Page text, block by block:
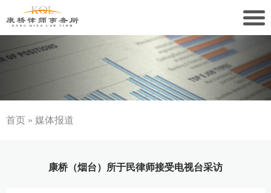
关于康桥
康桥文化
康桥党建
首页 » 媒体报道
康桥（烟台）所于民律师接受电视台采访